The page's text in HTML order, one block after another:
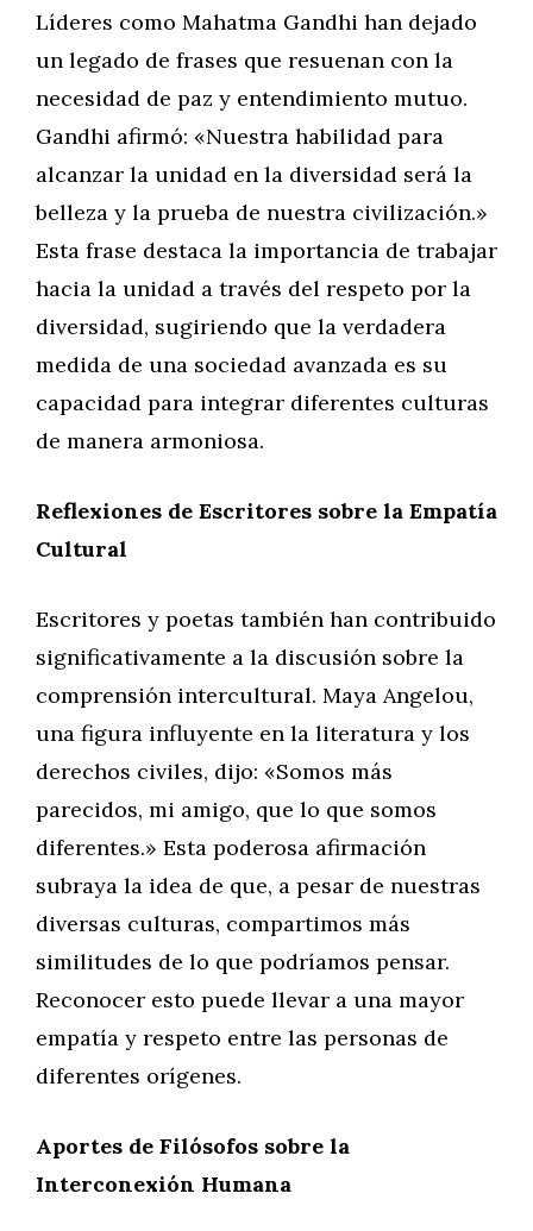
Líderes como Mahatma Gandhi han dejado
un legado de frases que resuenan con la
necesidad de paz y entendimiento mutuo.
Gandhi afirmó: «Nuestra habilidad para
alcanzar la unidad en la diversidad será la
belleza y la prueba de nuestra civilización.»
Esta frase destaca la importancia de trabajar
hacia la unidad a través del respeto por la
diversidad, sugiriendo que la verdadera
medida de una sociedad avanzada es su
capacidad para integrar diferentes culturas
de manera armoniosa.
Reflexiones de Escritores sobre la Empatía
Cultural
Escritores y poetas también han contribuido
significativamente a la discusión sobre la
comprensión intercultural. Maya Angelou,
una figura influyente en la literatura y los
derechos civiles, dijo: «Somos más
parecidos, mi amigo, que lo que somos
diferentes.» Esta poderosa afirmación
subraya la idea de que, a pesar de nuestras
diversas culturas, compartimos más
similitudes de lo que podríamos pensar.
Reconocer esto puede llevar a una mayor
empatía y respeto entre las personas de
diferentes orígenes.
Aportes de Filósofos sobre la
Interconexión Humana